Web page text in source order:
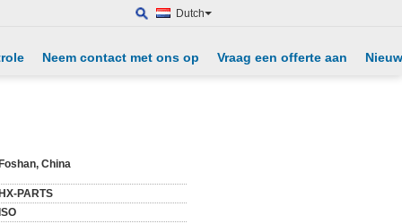
Dutch
Neem contact met ons op Vraag een offerte aan
China
PARTS